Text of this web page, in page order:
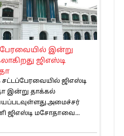
இன்று
ஜிஎஸ்டி
சட்டப்பேரவையில் ஜிஎஸ்டி
இன்று தாக்கல்
ஜிஎஸ்டி மசோதாவை...